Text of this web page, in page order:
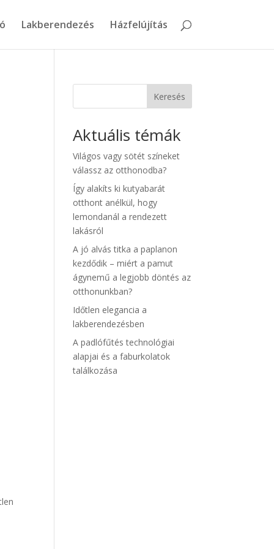
Lakberendezés Házfelújítás
Keresés
Aktuális témák
Világos vagy sötét színeket
válassz az otthonodba?
Így alakíts ki kutyabarát
otthont anélkül, hogy
lemondanál a rendezett
lakásról
A jó alvás titka a paplanon
kezdődik – miért a pamut
ágynemű a legjobb döntés az
otthonunkban?
Időtlen elegancia a
lakberendezésben
A padlófűtés technológiai
alapjai és a faburkolatok
találkozása